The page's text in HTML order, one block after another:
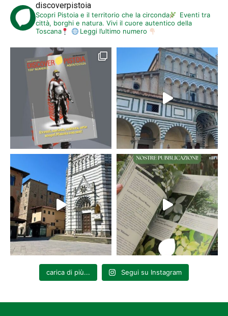
discoverpistoia
Scopri Pistoia e il territorio che la circonda
Eventi tra
città, borghi e natura. Vivi il cuore autentico della
Toscana
Leggi l’ultimo numero
carica di più... Segui su Instagram